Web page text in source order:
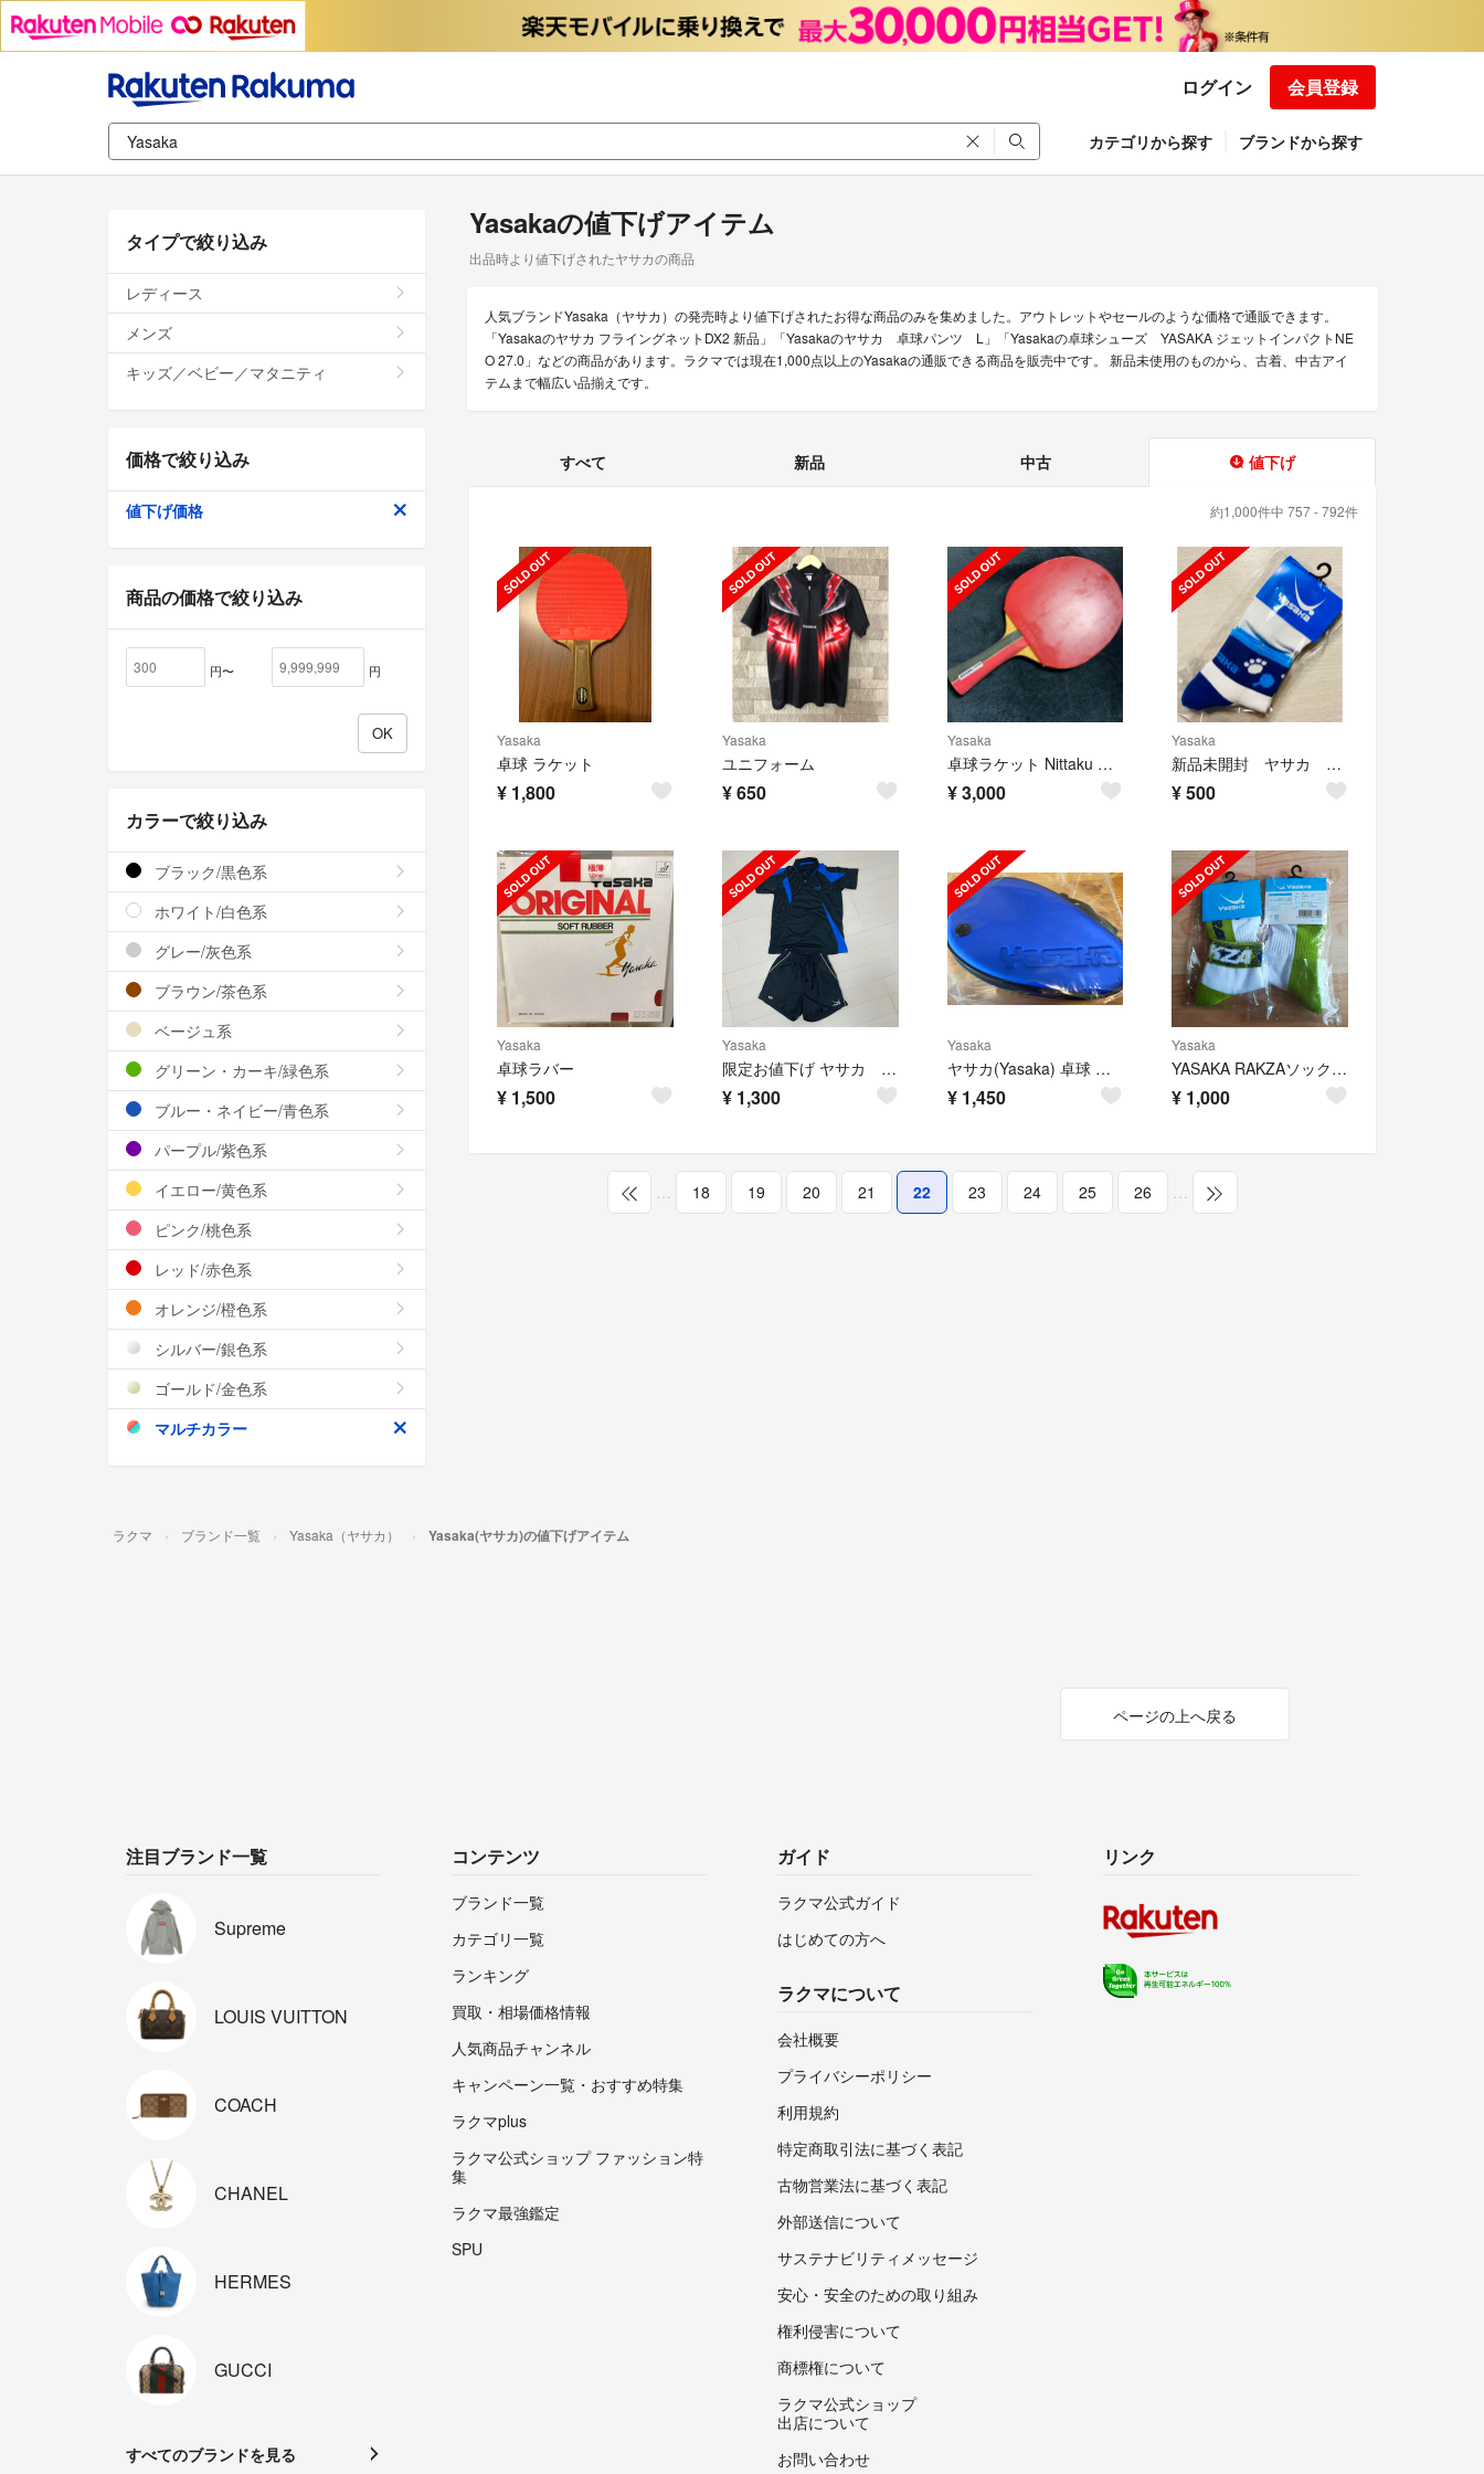
ログイン 会員登録
カテゴリから探す ブランドから探す
Yasakaの値下げアイテム
出品時より値下げされたヤサカの商品
人気ブランドYasaka（ヤサカ）の発売時より値下げされたお得な商品のみを集めました。アウトレットやセールのような価格で通販できます。
「Yasakaのヤサカ フライングネットDX2 新品」「Yasakaのヤサカ 卓球パンツ L」「Yasakaの卓球シューズ YASAKA ジェットインパクトNE
O 27.0」などの商品があります。ラクマでは現在1,000点以上のYasakaの通販できる商品を販売中です。 新品未使用のものから、古着、中古アイ
テムまで幅広い品揃えです。
すべて 新品 中古 値下げ
約1,000件中 757 - 792件
Yasaka
卓球 ラケット
¥ 1,800
Yasaka
ユニフォーム
¥650
Yasaka
卓球ラケット Nittaku NEGIA YASAKA
¥3,000
Yasaka
新品未開封 ヤサカ 卓球ソックス 25-27cm
¥500
Yasaka
卓球ラバー
¥ 1,500
Yasaka
限定お値下げ ヤサカ スポーツウェア 上下セット
¥ 1,300
Yasaka
ヤサカ(Yasaka) 卓球 ラケットケース ロゴガードケース ハードタイプ
¥ 1,450
Yasaka
YASAKA RAKZAソックス(25-27cm) 2足セット
¥ 1,000
… 18 19 20 21 22 23 24 25 26 …
タイプで絞り込み
レディース
メンズ
キッズ／ベビー／マタニティ
価格で絞り込み
値下げ価格
商品の価格で絞り込み
円〜 円
カラーで絞り込み
ブラック/黒色系
ホワイト/白色系
グレー/灰色系
ブラウン/茶色系
ベージュ系
グリーン・カーキ/緑色系
ブルー・ネイビー/青色系
パープル/紫色系
イエロー/黄色系
ピンク/桃色系
レッド/赤色系
オレンジ/橙色系
シルバー/銀色系
ゴールド/金色系
マルチカラー
ラクマ ブランド一覧 Yasaka（ヤサカ） Yasaka(ヤサカ)の値下げアイテム
ページの上へ戻る
注目ブランド一覧
Supreme
LOUIS VUITTON
COACH
CHANEL
HERMES
GUCCI
すべてのブランドを見る
コンテンツ
ブランド一覧
カテゴリ一覧
ランキング
買取・相場価格情報
人気商品チャンネル
キャンペーン一覧・おすすめ特集
ラクマplus
ラクマ公式ショップ ファッション特
集
ラクマ最強鑑定
SPU
ガイド
ラクマ公式ガイド
はじめての方へ
ラクマについて
会社概要
プライバシーポリシー
利用規約
特定商取引法に基づく表記
古物営業法に基づく表記
外部送信について
サステナビリティメッセージ
安心・安全のための取り組み
権利侵害について
商標権について
ラクマ公式ショップ
出店について
お問い合わせ
リンク